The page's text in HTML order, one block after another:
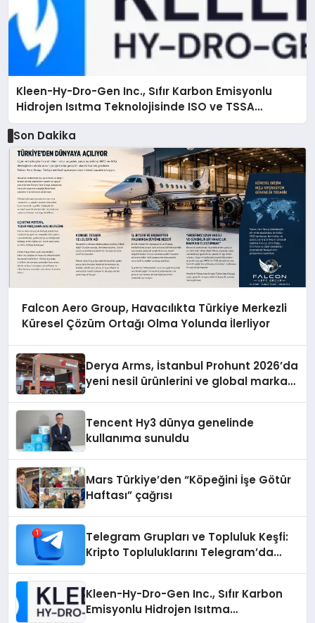
Kleen-Hy-Dro-Gen Inc., Sıfır Karbon Emisyonlu
Hidrojen Isıtma Teknolojisinde ISO ve TSSA
Düzenleyici Onaylarını Aldı
Son Dakika
Falcon Aero Group, Havacılıkta Türkiye Merkezli
Küresel Çözüm Ortağı Olma Yolunda İlerliyor
Derya Arms, İstanbul Prohunt 2026’da
yeni nesil ürünlerini ve global marka
Tencent Hy3 dünya genelinde
kullanıma sunuldu
Mars Türkiye’den “Köpeğini İşe Götür
Haftası” çağrısı
Telegram Grupları ve Topluluk Keşfi:
Kripto Topluluklarını Telegram’da
Kleen-Hy-Dro-Gen Inc., Sıfır Karbon
Emisyonlu Hidrojen Isıtma